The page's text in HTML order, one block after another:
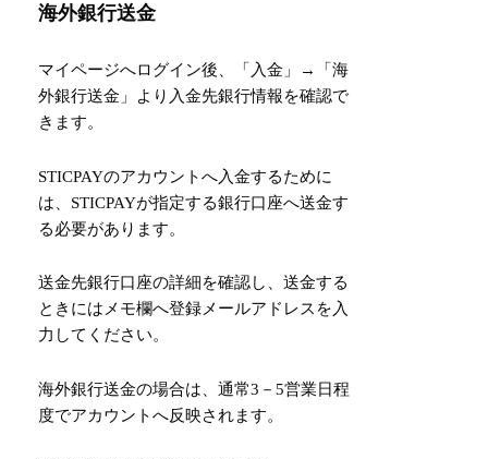
海外銀行送金
マイページへログイン後、「入金」→「海
外銀行送金」より入金先銀行情報を確認で
きます。
STICPAYのアカウントへ入金するために
は、STICPAYが指定する銀行口座へ送金す
る必要があります。
送金先銀行口座の詳細を確認し、送金する
ときにはメモ欄へ登録メールアドレスを入
力してください。
海外銀行送金の場合は、通常3－5営業日程
度でアカウントへ反映されます。